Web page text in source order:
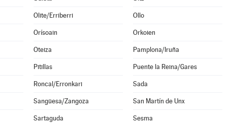
Olite/Erriberri Ollo
Orísoain Orkoien
Oteiza Pamplona/Iruña
Pitillas Puente la Reina/Gares
Roncal/Erronkari Sada
Sangüesa/Zangoza San Martín de Unx
Sartaguda Sesma